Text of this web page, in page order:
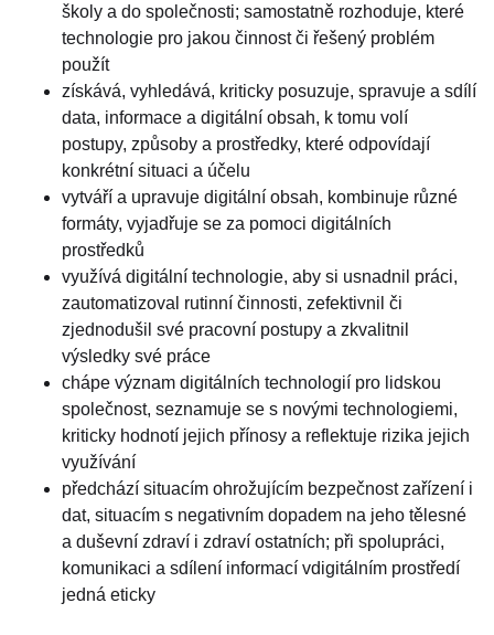
školy a do společnosti; samostatně rozhoduje, které
technologie pro jakou činnost či řešený problém
použít
získává, vyhledává, kriticky posuzuje, spravuje a sdílí
data, informace a digitální obsah, k tomu volí
postupy, způsoby a prostředky, které odpovídají
konkrétní situaci a účelu
vytváří a upravuje digitální obsah, kombinuje různé
formáty, vyjadřuje se za pomoci digitálních
prostředků
využívá digitální technologie, aby si usnadnil práci,
zautomatizoval rutinní činnosti, zefektivnil či
zjednodušil své pracovní postupy a zkvalitnil
výsledky své práce
chápe význam digitálních technologií pro lidskou
společnost, seznamuje se s novými technologiemi,
kriticky hodnotí jejich přínosy a reflektuje rizika jejich
využívání
předchází situacím ohrožujícím bezpečnost zařízení i
dat, situacím s negativním dopadem na jeho tělesné
a duševní zdraví i zdraví ostatních; při spolupráci,
komunikaci a sdílení informací vdigitálním prostředí
jedná eticky